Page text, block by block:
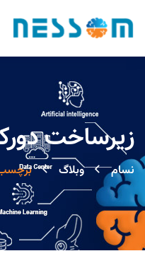
زیرساخت
نسام وبلاگ